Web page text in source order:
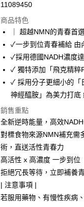
LINE Pay
Apple Pay
街口支付
悠遊付
全盈+PAY
AFTEE先享後付
相關說明
【關於「AFTEE先享後付」】
AFTEE先享後付是「在收到
便利好安心！
１．簡單：不需註冊會員、不
２．便利：只要手機號碼，
ATM付款
運送方式
11089450
商品特色
｜ 超越NMN的青春首
✓一步到位青春補給 由
✓採用德國NADH濃度
✓ 獨特添加「飛克精粹
✓ 採用分子更細小的「
神經醯胺」為美力打底
銷售重點
全新逆時能量，高效
對標食物來源NMN補充需
術，直送活性青春力
高活性 x 高濃度 一步到位
拒絕冗長等待，立即補養
| 注意事項 |
若服用藥物、有慢性疾病